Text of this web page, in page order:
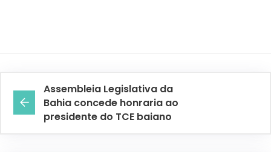
Assembleia Legislativa da
Bahia concede honraria ao
presidente do TCE baiano